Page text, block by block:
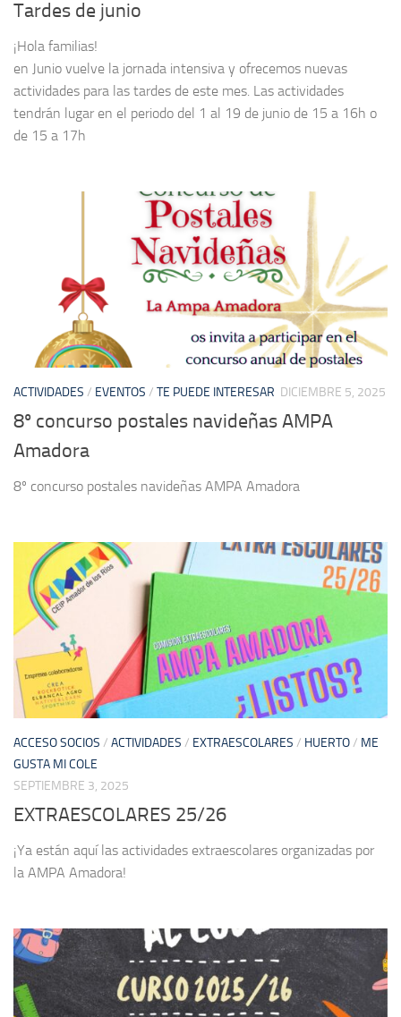
Tardes de junio
¡Hola familias!
en Junio vuelve la jornada intensiva y ofrecemos nuevas
actividades para las tardes de este mes. Las actividades
tendrán lugar en el periodo del 1 al 19 de junio de 15 a 16h o
de 15 a 17h
ACTIVIDADES / EVENTOS / TE PUEDE INTERESAR DICIEMBRE 5, 2025
8º concurso postales navideñas AMPA
Amadora
8º concurso postales navideñas AMPA Amadora
ACCESO SOCIOS / ACTIVIDADES / EXTRAESCOLARES / HUERTO/ ME
GUSTA MI COLE
SEPTIEMBRE 3, 2025
EXTRAESCOLARES 25/26
¡Ya están aquí las actividades extraescolares organizadas por
la AMPA Amadora!